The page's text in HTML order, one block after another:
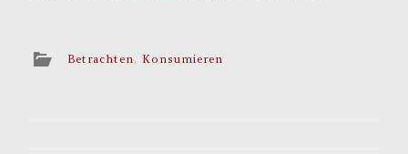
Betrachten, Konsumieren